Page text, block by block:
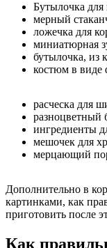
Бутылочка
мерный
ложечка для
миниатюрная
бутылочка, из
костюм в виде
расческа для
разноцветный
ингредиенты
мешочек для
мерцающий
Дополнительно в
картинками, как
приготовить после
Как